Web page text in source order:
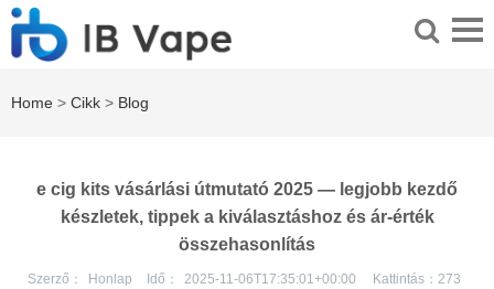
Home > Cikk > Blog
e cig kits vásárlási útmutató 2025 — legjobb kezdő
készletek, tippek a kiválasztáshoz és ár-érték
összehasonlítás
Szerző： Honlap Idő： 2025-11-06T17:35:01+00:00 Kattintás： 273